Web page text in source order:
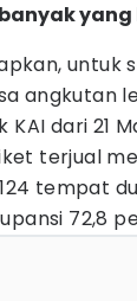
untuk
angkutan
dari 21
terjual
tempat
72,8